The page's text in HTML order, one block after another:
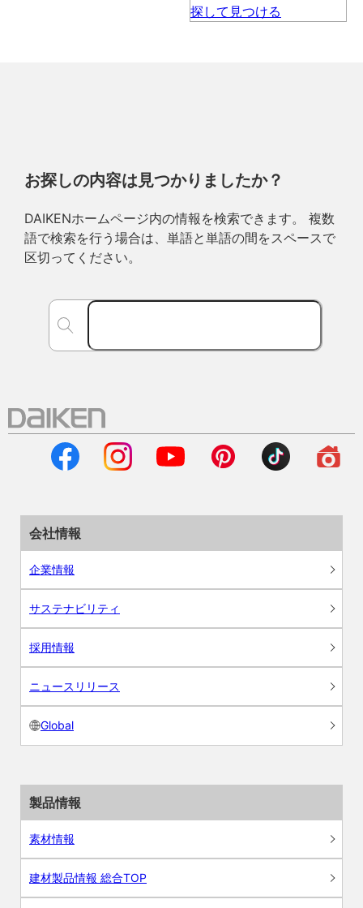
お探しの内容は見つかりましたか？
DAIKENホームページ内の情報を検索できます。 複数
語で検索を行う場合は、単語と単語の間をスペースで
区切ってください。
会社情報
企業情報
サステナビリティ
採用情報
ニュースリリース
Global
製品情報
素材情報
建材製品情報 総合TOP